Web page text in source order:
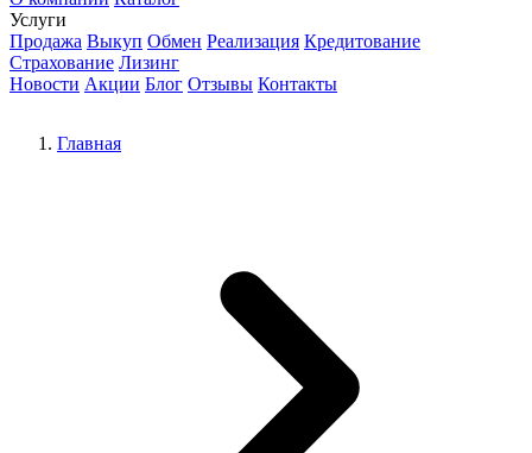
Услуги
Продажа Выкуп Обмен Реализация Кредитование
Страхование Лизинг
Новости Акции Блог Отзывы Контакты
Главная